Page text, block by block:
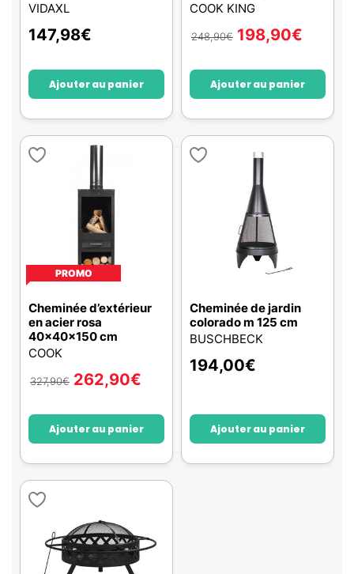
VIDAXL
147,98€
Ajouter au panier
COOK KING
248,90€ 198,90€
Ajouter au panier
PROMO
Cheminée d’extérieur
en acier rosa
40x40x150 cm
COOK
327,90€ 262,90€
Ajouter au panier
Cheminée de jardin
colorado m 125 cm
BUSCHBECK
194,00€
Ajouter au panier